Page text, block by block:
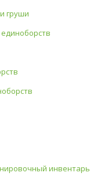
груши
инвентарь